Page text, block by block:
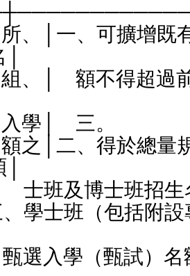
所、│一、可擴增既
、│    額不得超
三。
額之│二、得於總量
│    士班及博士班招生名
│三、學士班（包括
│    甄選入學（甄